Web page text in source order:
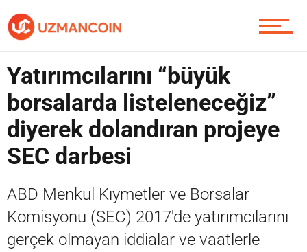
Piyasa
Soru Sor
Yatırımcılarını “büyük
borsalarda listeleneceğiz”
diyerek dolandıran projeye
SEC darbesi
ABD Menkul Kıymetler ve Borsalar
Komisyonu (SEC) 2017'de yatırımcılarını
gerçek olmayan iddialar ve vaatlerle